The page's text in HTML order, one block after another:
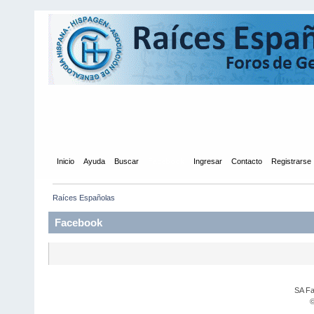
Inicio Ayuda Buscar Ingresar Contacto Registrarse
Raíces Españolas
Facebook
SA